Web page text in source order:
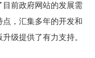
前政府网站的发展需
，汇集多年的开发和
级提供了有力支持。